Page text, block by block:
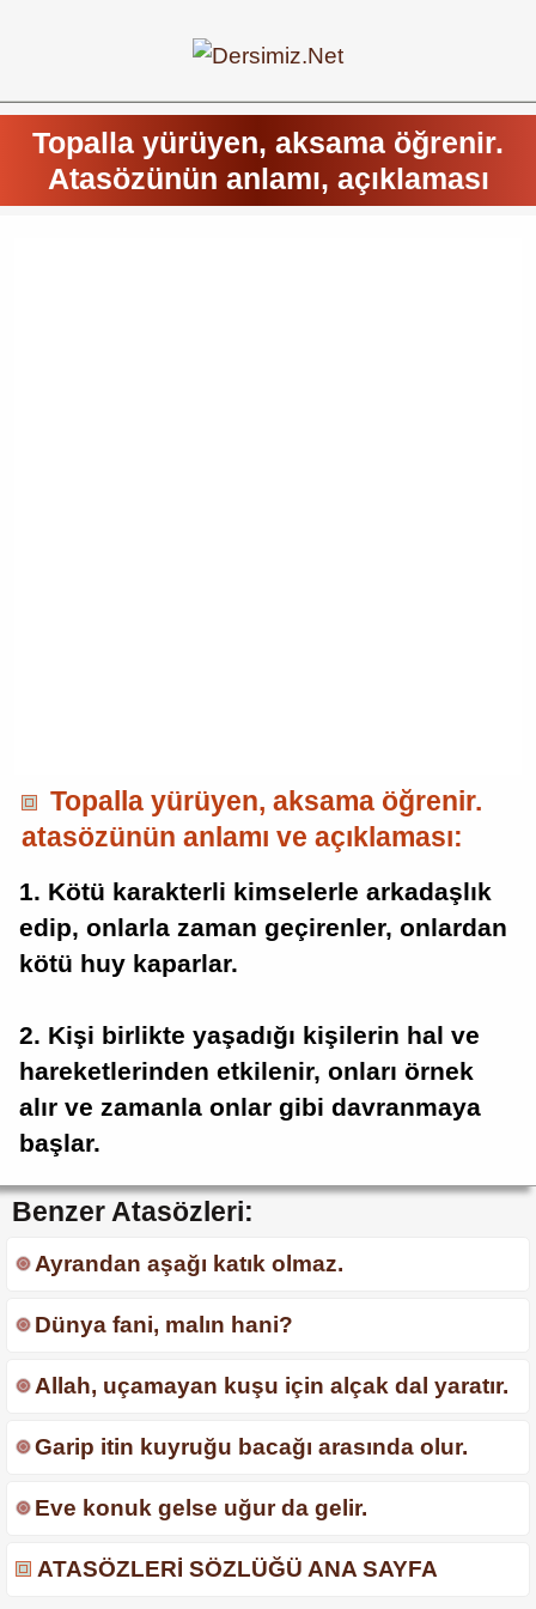
Topalla yürüyen, aksama öğrenir.
Atasözünün anlamı, açıklaması
Topalla yürüyen, aksama öğrenir.
atasözünün anlamı ve açıklaması:
1. Kötü karakterli kimselerle arkadaşlık
edip, onlarla zaman geçirenler, onlardan
kötü huy kaparlar.
2. Kişi birlikte yaşadığı kişilerin hal ve
hareketlerinden etkilenir, onları örnek
alır ve zamanla onlar gibi davranmaya
başlar.
Benzer Atasözleri:
Ayrandan aşağı katık olmaz.
Dünya fani, malın hani?
Allah, uçamayan kuşu için alçak dal yaratır.
Garip itin kuyruğu bacağı arasında olur.
Eve konuk gelse uğur da gelir.
ATASÖZLERİ SÖZLÜĞÜ ANA SAYFA